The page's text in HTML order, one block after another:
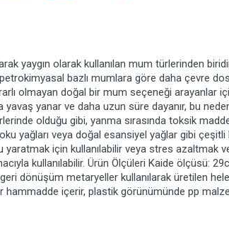
yaygın olarak kullanılan mum türlerinden
bazlı mumlara göre daha çevre
olmayan doğal bir mum seçeneği arayanlar
yanar ve daha uzun süre dayanır, bu
olduğu gibi, yanma sırasında toksik
yağları veya doğal esansiyel yağlar gibi
yaratmak için kullanılabilir veya stres azaltmak
kullanılabilir. Ürün Ölçüleri Kaide ölçüsü:
dönüşüm metaryeller kullanılarak üretilen
hammadde içerir, plastik görünümünde pp